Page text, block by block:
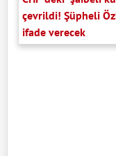
çevrildi! Şüpheli
ifade verecek